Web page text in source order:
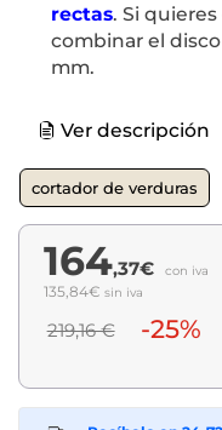
rectas. Si
combinar el
mm.
Ver descripción
cortador de verduras
164,37€ con iva
135,84€ sin iva
219,16 € -25%